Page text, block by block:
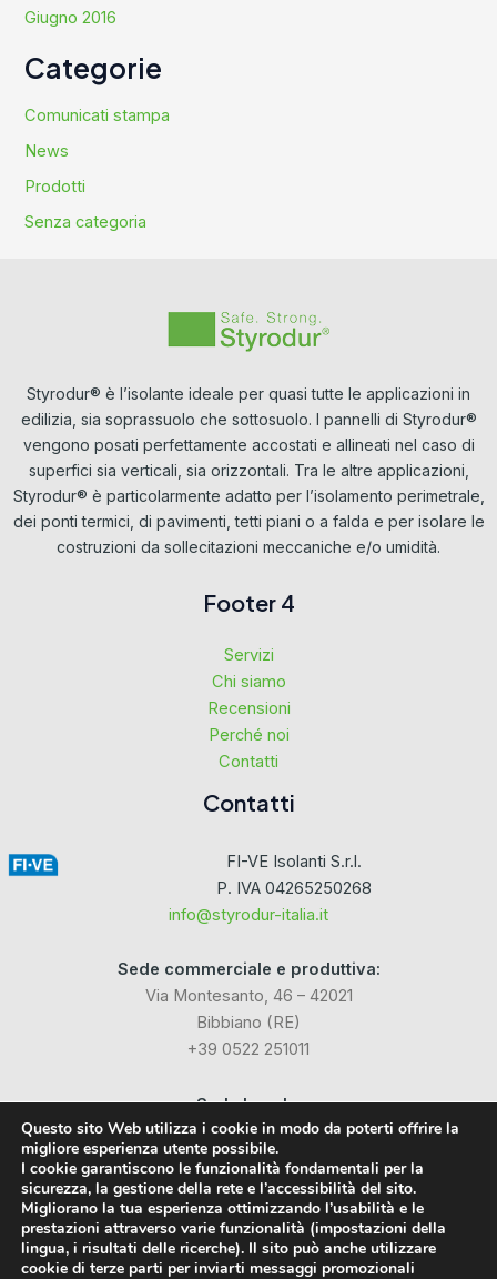
Giugno 2016
Categorie
Comunicati stampa
News
Prodotti
Senza categoria
Styrodur® è l’isolante ideale per quasi tutte le applicazioni in
edilizia, sia soprassuolo che sottosuolo. I pannelli di Styrodur®
vengono posati perfettamente accostati e allineati nel caso di
superfici sia verticali, sia orizzontali. Tra le altre applicazioni,
Styrodur® è particolarmente adatto per l’isolamento perimetrale,
dei ponti termici, di pavimenti, tetti piani o a falda e per isolare le
costruzioni da sollecitazioni meccaniche e/o umidità.
Footer 4
Servizi
Chi siamo
Recensioni
Perché noi
Contatti
Contatti
FI-VE Isolanti S.r.l.
P. IVA 04265250268
info@styrodur-italia.it
Sede commerciale e produttiva:
Via Montesanto, 46 – 42021
Bibbiano (RE)
+39 0522 251011
Sede Legale:
Via Industriale dell’Isola, 3
24040 Chignolo d’Isola (BG)
Social
Questo sito Web utilizza i cookie in modo da poterti offrire la
migliore esperienza utente possibile.
I cookie garantiscono le funzionalità fondamentali per la
sicurezza, la gestione della rete e l’accessibilità del sito.
Migliorano la tua esperienza ottimizzando l’usabilità e le
prestazioni attraverso varie funzionalità (impostazioni della
lingua, i risultati delle ricerche). Il sito può anche utilizzare
cookie di terze parti per inviarti messaggi promozionali